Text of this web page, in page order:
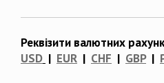
Реквізити валютних
USD | EUR | CHF | GBP|